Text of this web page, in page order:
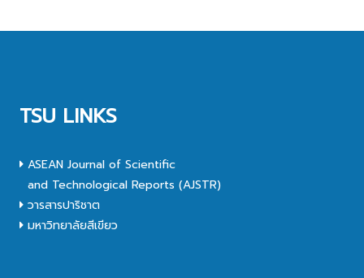
TSU LINKS
ASEAN Journal of Scientific
and Technological Reports (AJSTR)
วารสารปาริชาต
มหาวิทยาลัยสีเขียว